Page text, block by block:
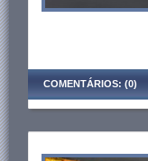
COMENTÁRIOS: (0)